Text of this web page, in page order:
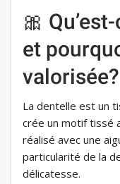
🎀
et
valorisée?
La dentelle est un
crée un motif tissé
réalisé avec une
particularité de la
délicatesse.